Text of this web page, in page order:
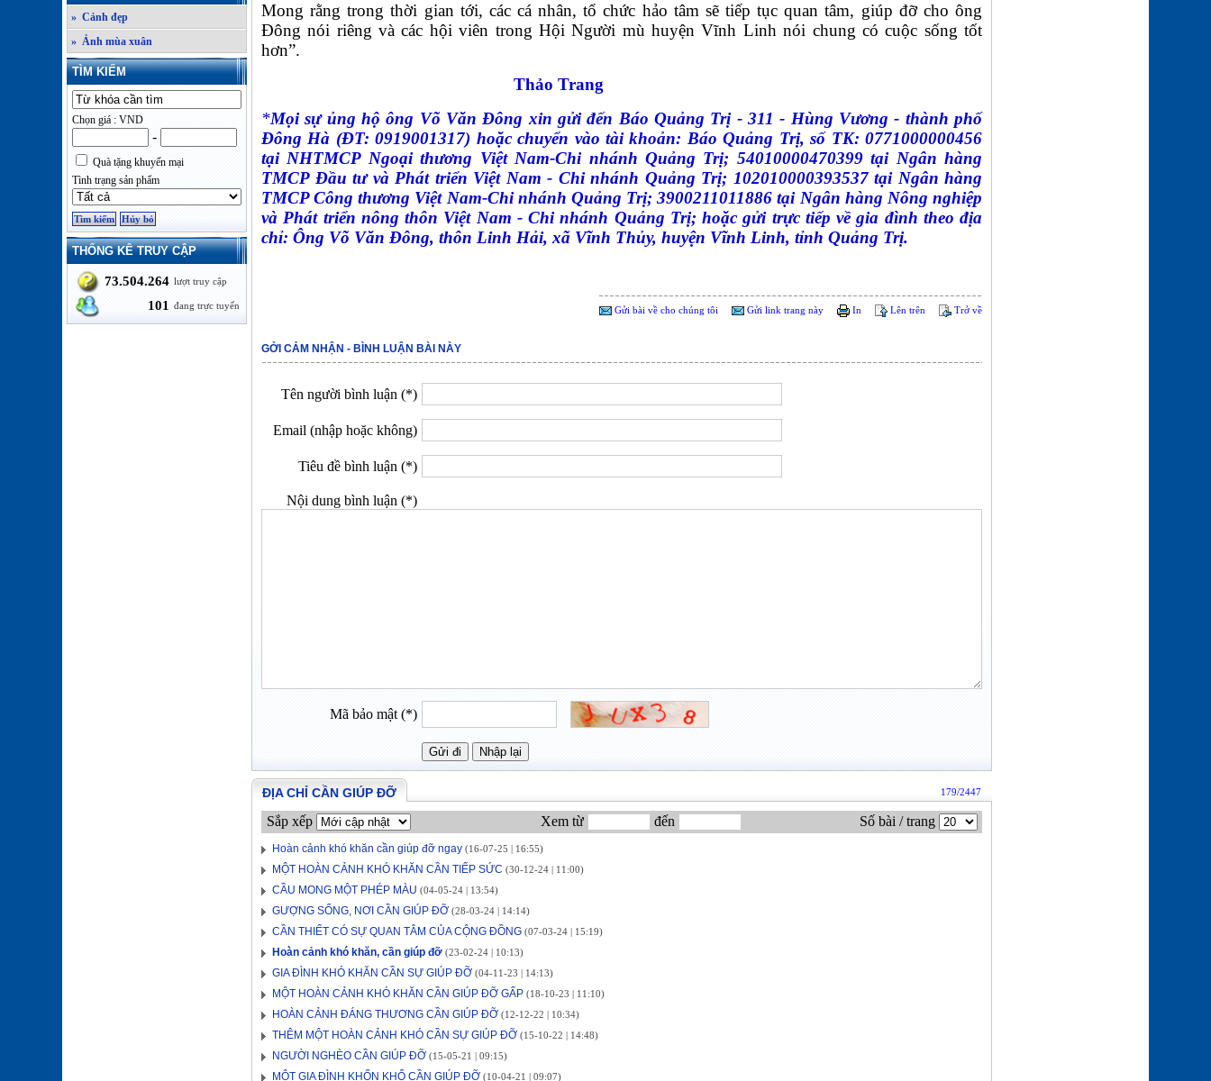
» Cảnh đẹp
» Ảnh mùa xuân
TÌM KIẾM
Chọn giá : VND
-
Quà tặng khuyến mại
Tình trạng sản phẩm
THỐNG KÊ TRUY CẬP
73.504.264 lượt truy cập
101 đang trực tuyến
Mong rằng trong thời gian tới, các cá nhân, tổ chức hảo tâm sẽ tiếp tục quan tâm, giúp đỡ cho ông
Đông nói riêng và các hội viên trong Hội Người mù huyện Vĩnh Linh nói chung có cuộc sống tốt
hơn”.
Thảo Trang
*Mọi sự ủng hộ ông Võ Văn Đông xin gửi đến Báo Quảng Trị - 311 - Hùng Vương - thành phố
Đông Hà (ĐT: 0919001317) hoặc chuyển vào tài khoản: Báo Quảng Trị, số TK: 0771000000456
tại NHTMCP Ngoại thương Việt Nam-Chi nhánh Quảng Trị; 54010000470399 tại Ngân hàng
TMCP Đầu tư và Phát triển Việt Nam - Chi nhánh Quảng Trị; 102010000393537 tại Ngân hàng
TMCP Công thương Việt Nam-Chi nhánh Quảng Trị; 3900211011886 tại Ngân hàng Nông nghiệp
và Phát triển nông thôn Việt Nam - Chi nhánh Quảng Trị; hoặc gửi trực tiếp về gia đình theo địa
chỉ: Ông Võ Văn Đông, thôn Linh Hải, xã Vĩnh Thủy, huyện Vĩnh Linh, tỉnh Quảng Trị.
Gửi bài về cho chúng tôi Gửi link trang này In Lên trên Trở về
GỞI CẢM NHẬN - BÌNH LUẬN BÀI NÀY
Tên người bình luận (*)
Email (nhập hoặc không)
Tiêu đề bình luận (*)
Nội dung bình luận (*)
Mã bảo mật (*)
ĐỊA CHỈ CẦN GIÚP ĐỠ 179/2447
Sắp xếp Xem từ đến Số bài / trang
Hoàn cảnh khó khăn cần giúp đỡ ngay (16-07-25 | 16:55)
MỘT HOÀN CẢNH KHÓ KHĂN CẦN TIẾP SỨC (30-12-24 | 11:00)
CẦU MONG MỘT PHÉP MÀU (04-05-24 | 13:54)
GƯỢNG SỐNG, NƠI CẦN GIÚP ĐỠ (28-03-24 | 14:14)
CẦN THIẾT CÓ SỰ QUAN TÂM CỦA CỘNG ĐỒNG (07-03-24 | 15:19)
Hoàn cảnh khó khăn, cần giúp đỡ (23-02-24 | 10:13)
GIA ĐÌNH KHÓ KHĂN CẦN SỰ GIÚP ĐỠ (04-11-23 | 14:13)
MỘT HOÀN CẢNH KHÓ KHĂN CẦN GIÚP ĐỠ GẤP (18-10-23 | 11:10)
HOÀN CẢNH ĐÁNG THƯƠNG CẦN GIÚP ĐỠ (12-12-22 | 10:34)
THÊM MỘT HOÀN CẢNH KHÓ CẦN SỰ GIÚP ĐỠ (15-10-22 | 14:48)
NGƯỜI NGHÈO CẦN GIÚP ĐỠ (15-05-21 | 09:15)
MỘT GIA ĐÌNH KHỐN KHỔ CẦN GIÚP ĐỠ (10-04-21 | 09:07)